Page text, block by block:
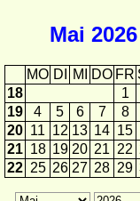
Mai 2026
MO DI MI DO FR
18
1
19
4 5 6 7 8
20 11 12 13 14 15
21 18 19 20 21 22
22 25 26 27 28 29